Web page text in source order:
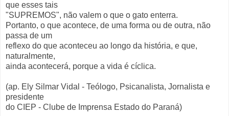
que esses tais
"SUPREMOS", não valem o que o gato enterra.
Portanto, o que acontece, de uma forma ou de outra, não
passa de um
reflexo do que aconteceu ao longo da história, e que,
naturalmente,
ainda acontecerá, porque a vida é cíclica.
(ap. Ely Silmar Vidal - Teólogo, Psicanalista, Jornalista e
presidente
do CIEP - Clube de Imprensa Estado do Paraná)